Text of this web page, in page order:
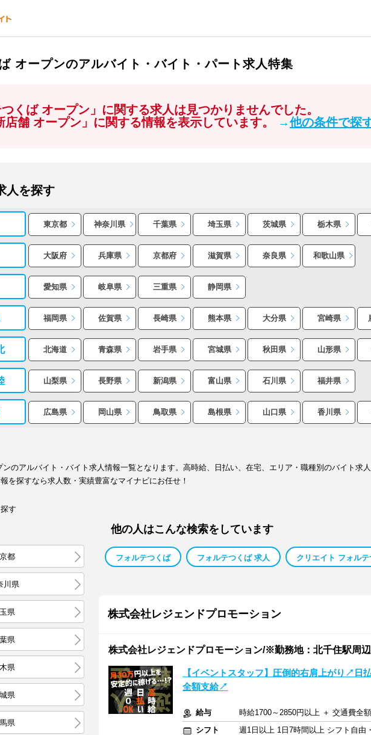
オープンのアルバイト・バイト・パート求人特集
つくば オープン」に関する求人は見つかりませんでした。
店舗 オープン」に関する情報を表示しています。
→他の条件で探
人を探す
東京都 神奈川県 千葉県 埼玉県 茨城県 栃木県
大阪府 兵庫県 京都府 滋賀県 奈良県 和歌山県
愛知県 岐阜県 三重県 静岡県
福岡県 佐賀県 長崎県 熊本県 大分県 宮崎県
北海道 青森県 岩手県 宮城県 秋田県 山形県
山梨県 長野県 新潟県 富山県 石川県 福井県
広島県 岡山県 鳥取県 島根県 山口県 香川県
ンのアルバイト・バイト求人情報一覧となります。高時給、日払い、在宅、エリア・職種別のバイト求
を探すなら求人数・実績豊富なマイナビにお任せ！
す
都
川県
県
県
県
県
県
他の人はこんな検索をしています
フォルテつくば フォルテつくば 求人 クリエイト フォル
株式会社レジェンドプロモーション
株式会社レジェンドプロモーション/※勤務地：北千住駅周辺
【イベントスタッフ】圧倒的右肩上がり↗
全額支給↗
給与
時給1700～2850円以上 ＋ 交通費全額
シフト
週1日以上 1日7時間以上 シフト自由